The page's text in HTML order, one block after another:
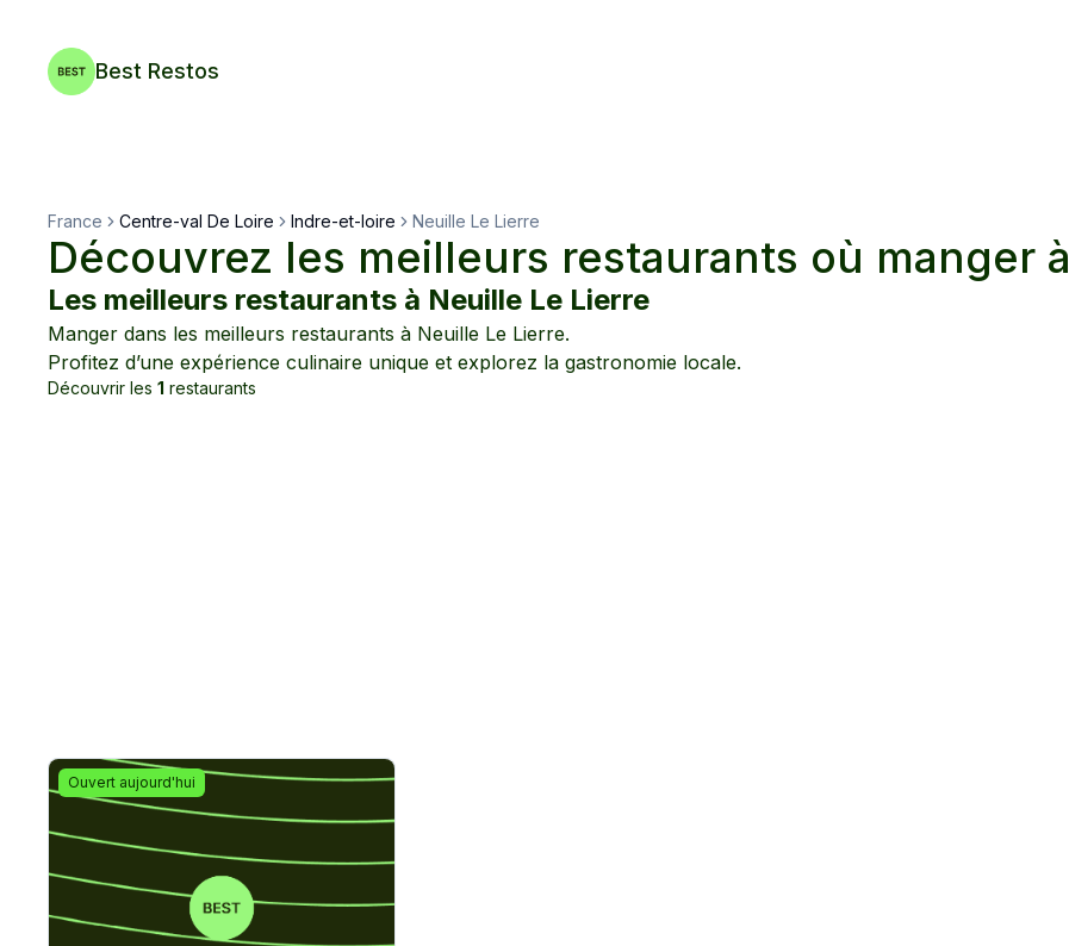
Best Restos
France Centre-val De Loire Indre-et-loire Neuille Le Lierre
Découvrez les meilleurs restaurants où manger à
Les meilleurs restaurants à Neuille Le Lierre
Manger dans les meilleurs restaurants à Neuille Le Lierre.
Profitez d’une expérience culinaire unique et explorez la gastronomie locale.
Découvrir les 1 restaurants
Ouvert aujourd'hui